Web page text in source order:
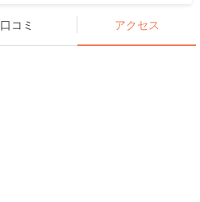
口コミ アクセス